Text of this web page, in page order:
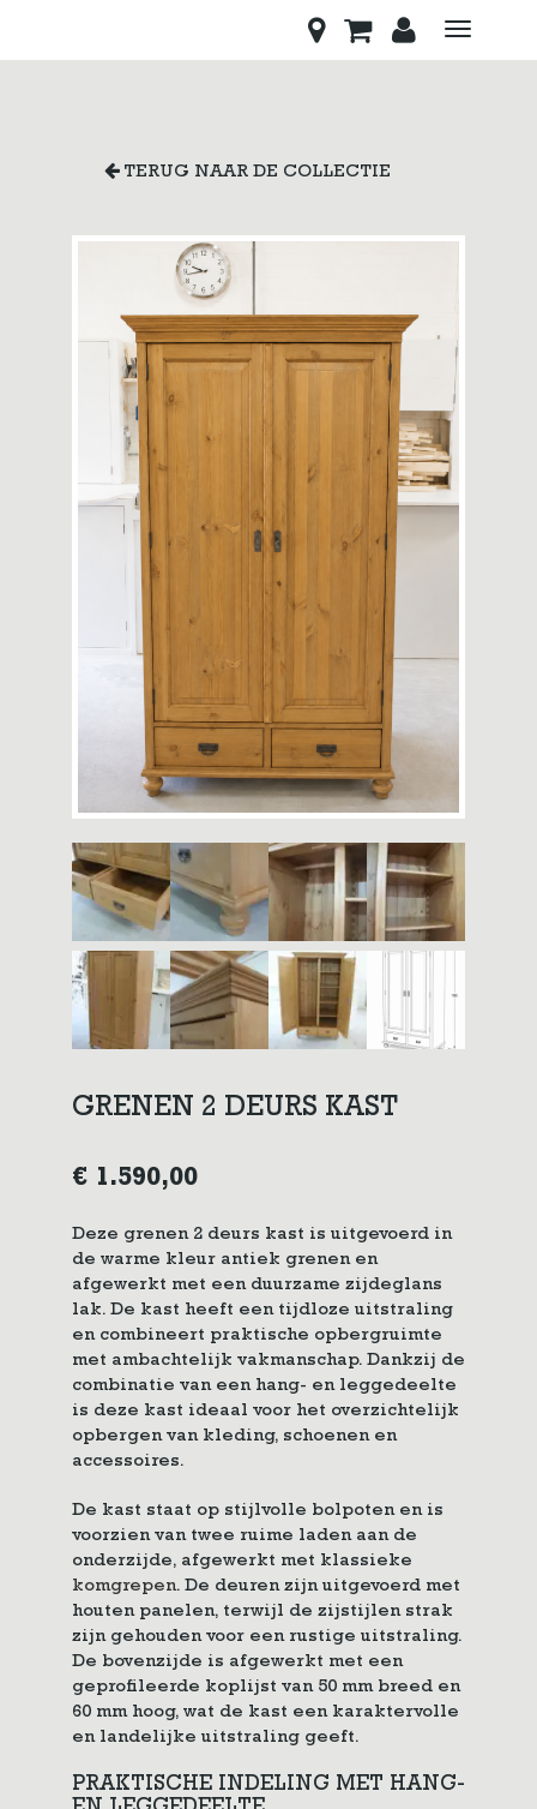
Toggle
TERUG NAAR DE COLLECTIE
GRENEN 2 DEURS KAST
€ 1.590,00
Deze grenen 2 deurs kast is uitgevoerd in
de warme kleur antiek grenen en
afgewerkt met een duurzame zijdeglans
lak. De kast heeft een tijdloze uitstraling
en combineert praktische opbergruimte
met ambachtelijk vakmanschap. Dankzij de
combinatie van een hang- en leggedeelte
is deze kast ideaal voor het overzichtelijk
opbergen van kleding, schoenen en
accessoires.
De kast staat op stijlvolle bolpoten en is
voorzien van twee ruime laden aan de
onderzijde, afgewerkt met klassieke
komgrepen. De deuren zijn uitgevoerd met
houten panelen, terwijl de zijstijlen strak
zijn gehouden voor een rustige uitstraling.
De bovenzijde is afgewerkt met een
geprofileerde koplijst van 50 mm breed en
60 mm hoog, wat de kast een karaktervolle
en landelijke uitstraling geeft.
PRAKTISCHE INDELING MET HANG-